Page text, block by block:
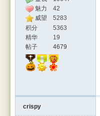
魅力
42
威望
5283
积分
5363
精华
19
帖子
4679
crispy